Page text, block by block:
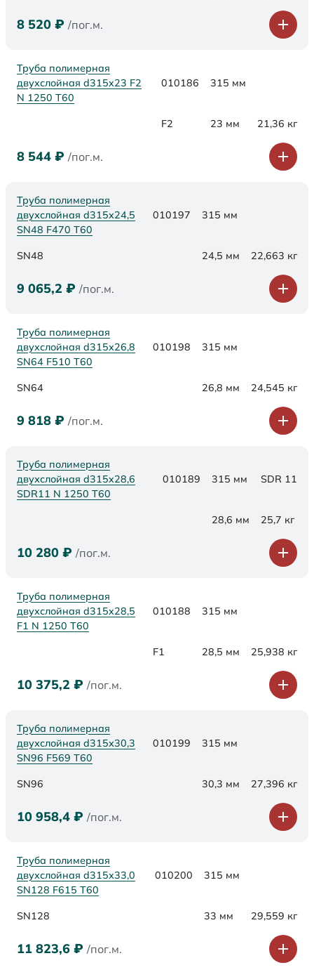
8 520 ₽ /пог.м.
Труба полимерная
двухслойная d315x23 F2
N 1250 Т60
010186 315 мм
F2 23 мм 21,36 кг
8 544 ₽ /пог.м.
Труба полимерная
двухслойная d315х24,5
SN48 F470 Т60
010197 315 мм
SN48 24,5 мм 22,663 кг
9 065,2 ₽ /пог.м.
Труба полимерная
двухслойная d315х26,8
SN64 F510 Т60
010198 315 мм
SN64 26,8 мм 24,545 кг
9 818 ₽ /пог.м.
Труба полимерная
двухслойная d315x28,6
SDR11 N 1250 Т60
010189 315 мм SDR 11
28,6 мм 25,7 кг
10 280 ₽ /пог.м.
Труба полимерная
двухслойная d315x28,5
F1 N 1250 Т60
010188 315 мм
F1 28,5 мм 25,938 кг
10 375,2 ₽ /пог.м.
Труба полимерная
двухслойная d315х30,3
SN96 F569 Т60
010199 315 мм
SN96 30,3 мм 27,396 кг
10 958,4 ₽ /пог.м.
Труба полимерная
двухслойная d315х33,0
SN128 F615 Т60
010200 315 мм
SN128 33 мм 29,559 кг
11 823,6 ₽ /пог.м.